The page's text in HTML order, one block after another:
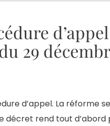
29
d’appel. La réforme
décret rend tout d’abord